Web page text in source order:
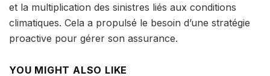
et la multiplication des sinistres liés aux conditions
climatiques. Cela a propulsé le besoin d’une stratégie
proactive pour gérer son assurance.
YOU MIGHT ALSO LIKE